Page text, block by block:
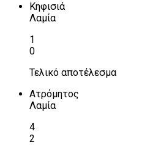
Κηφισιά
Λαμία
1
0
Τελικό αποτέλεσμα
Ατρόμητος
Λαμία
4
2